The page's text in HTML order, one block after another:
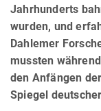
Jahrhunderts
wurden, und
Dahlemer
mussten
den Anfängen
Spiegel